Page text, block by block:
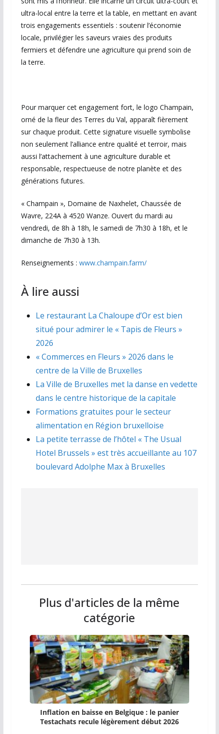
ultra-local entre la terre et la table, en mettant en avant
trois engagements essentiels : soutenir l’économie
locale, privilégier les saveurs vraies des produits
fermiers et défendre une agriculture qui prend soin de
la terre.
Pour marquer cet engagement fort, le logo Champain,
orné de la fleur des Terres du Val, apparaît fièrement
sur chaque produit. Cette signature visuelle symbolise
non seulement l’alliance entre qualité et terroir, mais
aussi l’attachement à une agriculture durable et
responsable, respectueuse de notre planète et des
générations futures.
« Champain », Domaine de Naxhelet, Chaussée de
Wavre, 224A à 4520 Wanze. Ouvert du mardi au
vendredi, de 8h à 18h, le samedi de 7h30 à 18h, et le
dimanche de 7h30 à 13h.
Renseignements : www.champain.farm/
À lire aussi
Le restaurant La Chaloupe d’Or est bien
situé pour admirer le « Tapis de Fleurs »
2026
« Commerces en Fleurs » 2026 dans le
centre de la Ville de Bruxelles
La Ville de Bruxelles met la danse en vedette
dans le centre historique de la capitale
Formations gratuites pour le secteur
alimentation en Région bruxelloise
La petite terrasse de l’hôtel « The Usual
Hotel Brussels » est très accueillante au 107
boulevard Adolphe Max à Bruxelles
Plus d'articles de la même
catégorie
Inflation en baisse en Belgique : le panier
Testachats recule légèrement début 2026